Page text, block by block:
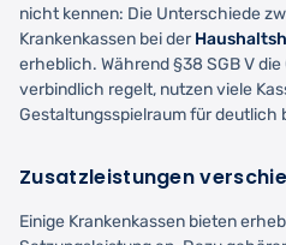
nicht kennen: Die Unterschiede
Krankenkassen bei der
erheblich. Während §38 SGB V
verbindlich regelt, nutzen viele
Gestaltungsspielraum für deutlich
Zusatzleistungen
Einige Krankenkassen bieten